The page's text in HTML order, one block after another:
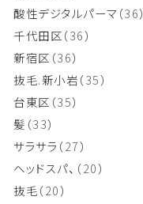
酸性デジタルパーマ （36）
千代田区（36）
新宿区 （36）
抜毛.新小岩（35）
台東区 （35）
髪 （33）
サラサラ （27）
ヘッドスパ、 （20）
抜毛（20）